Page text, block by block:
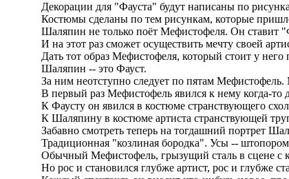
Декорации для "Фауста" будут написаны по
Костюмы сделаны по тем рисункам, которые
Шаляпин не только поёт Мефистофеля. Он ставит
И на этот раз сможет осуществить мечту своей
Дать тот образ Мефистофеля, который стоит у него
Шаляпин -- это Фауст.
За ним неотступно следует по пятам
В первый раз Мефистофель явился к нему когда-то
К Фаусту он явился в костюме странствующего
К Шаляпину в костюме артиста странствующей
Забавно смотреть теперь на тогдашний портрет
Традиционная "козлиная бородка". Усы --
Обычный Мефистофель, грызущий сталь в сцене с
Но рос и становился глубже артист, рос и глубже